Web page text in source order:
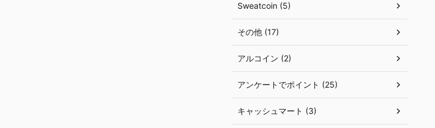
Sweatcoin (5)
その他 (17)
アルコイン (2)
アンケートでポイント (25)
キャッシュマート (3)